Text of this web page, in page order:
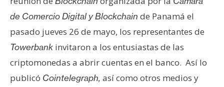
a
s
R
e
c
de Comercio Digital y Blockchain de Panamá el
pasado jueves 26 de mayo, los representantes de
Towerbank invitaron a los entusiastas de las
criptomonedas a abrir cuentas en el banco. Así lo
publicó Cointelegraph, así como otros medios y